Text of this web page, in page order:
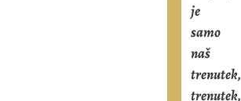
je
samo
naš
trenutek,
trenutek,